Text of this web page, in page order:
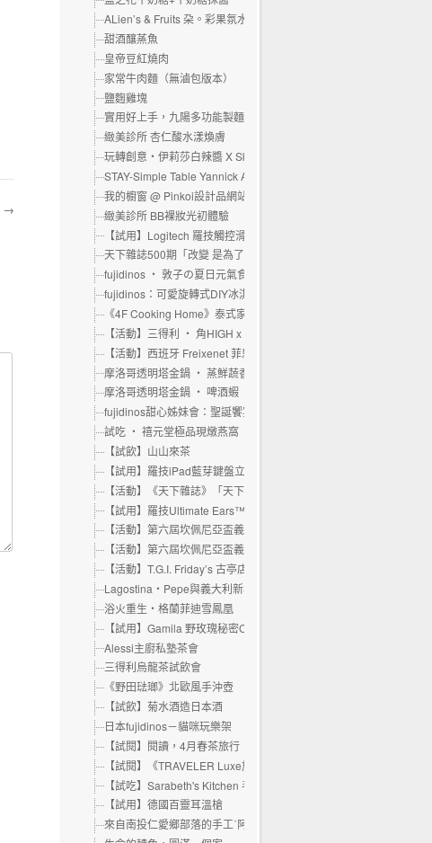
→
ALien’s & Fruits 朶。彩果氛水果精品
甜酒釀蒸魚
皇帝豆紅燒肉
家常牛肉麵（無滷包版本）
鹽麴雞塊
實用好上手，九陽多功能製麵機
緻美診所 杏仁酸水漾煥膚
玩轉創意‧伊莉莎白辣醬 X Skills 烹飪派對
STAY-Simple Table Yannick Alléno
我的櫥窗 @ Pinkoi設計品網站
緻美診所 BB裸妝光初體驗
【試用】Logitech 羅技觸控滑鼠M600
天下雜誌500期「改變 是為了幸福」
fujidinos ‧ 敦子の夏日元氣食堂
fujidinos：可愛旋轉式DIY冰淇淋機
《4F Cooking Home》泰式家庭料理
【活動】三得利 ‧ 角HIGH x 燒肉
【活動】西班牙 Freixenet 菲思娜氣泡酒發表會
摩洛哥透明塔金鍋 ‧ 蒸鮮蔬香腸
摩洛哥透明塔金鍋 ‧ 啤酒蝦
fujidinos甜心姊妹會：聖誕饗宴X’mas Party
試吃 ‧ 禧元堂極品現燉燕窩
【試飲】山山來茶
【試用】羅技iPad藍芽鍵盤立架組
【活動】《天下雜誌》「天下30 美麗台灣」音樂會
【試用】羅技Ultimate Ears™100 隔音耳機
【活動】第六屆坎佩尼亞盃義大利麵創意比賽決賽暨頒獎典禮
【活動】第六屆坎佩尼亞盃義大利麵創意比賽決賽倒數計時
【活動】T.G.I. Friday’s 古亭店試營運活動
Lagostina‧Pepe與義大利新年料理
浴火重生‧格蘭菲迪雪鳳凰
【試用】Gamila 野玫瑰秘密Cream Bar
Alessi主廚私塾茶會
三得利烏龍茶試飲會
《野田琺瑯》北歐風手沖壺
【試飲】菊水酒造日本酒
日本fujidinos－貓咪玩樂架
【試閱】閱讀，4月春茶旅行《TRAVELER Luxe旅人誌》
【試閱】《TRAVELER Luxe旅人誌》+《旅行的意義 》筆記書
【試吃】Sarabeth's Kitchen 手工果醬
【試用】德國百靈耳溫槍
來自南投仁愛鄉部落的手工˙阿朗茶